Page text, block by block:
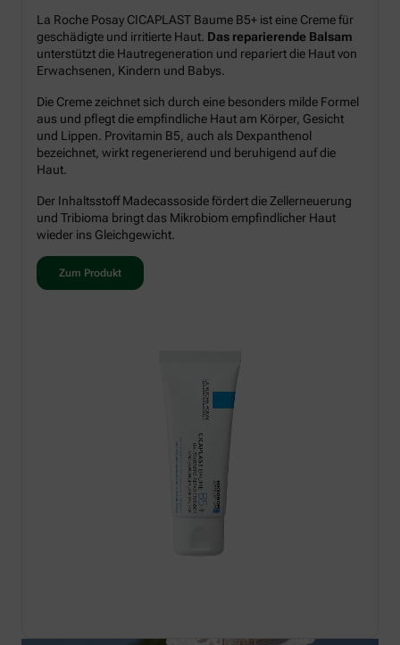
La Roche Posay CICAPLAST Baume B5+ ist eine Creme für
geschädigte und irritierte Haut. Das reparierende Balsam
unterstützt die Hautregeneration und repariert die Haut von
Erwachsenen, Kindern und Babys.
Die Creme zeichnet sich durch eine besonders milde Formel
aus und pflegt die empfindliche Haut am Körper, Gesicht
und Lippen. Provitamin B5, auch als Dexpanthenol
bezeichnet, wirkt regenerierend und beruhigend auf die
Haut.
Der Inhaltsstoff Madecassoside fördert die Zellerneuerung
und Tribioma bringt das Mikrobiom empfindlicher Haut
wieder ins Gleichgewicht.
Zum Produkt